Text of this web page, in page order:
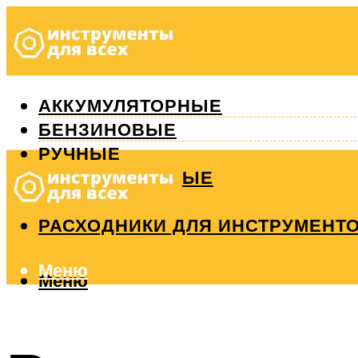
АККУМУЛЯТОРНЫЕ
БЕНЗИНОВЫЕ
РУЧНЫЕ
ИЗМЕРИТЕЛЬНЫЕ
РЕМОНТ
РАСХОДНИКИ ДЛЯ
Меню
Меню